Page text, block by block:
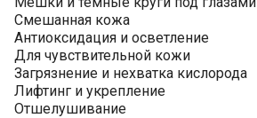
Смешанная кожа
Антиоксидация и осветление
Для чувствительной кожи
Загрязнение и нехватка кислорода
Лифтинг и укрепление
Отшелушивание